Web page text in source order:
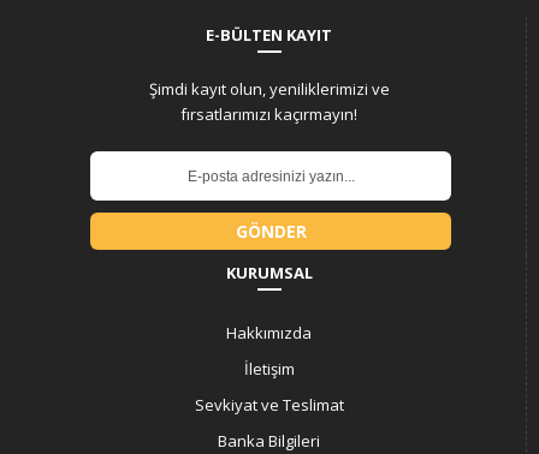
E-BÜLTEN KAYIT
Şimdi kayıt olun, yeniliklerimizi ve
fırsatlarımızı kaçırmayın!
GÖNDER
KURUMSAL
Hakkımızda
İletişim
Sevkiyat ve Teslimat
Banka Bilgileri